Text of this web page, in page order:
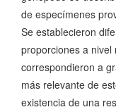
de especímenes
Se establecieron
proporciones a nivel
correspondieron a
más relevante de
existencia de una